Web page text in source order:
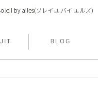
by ailes(ソレイユ バイ エルズ)
BLOG